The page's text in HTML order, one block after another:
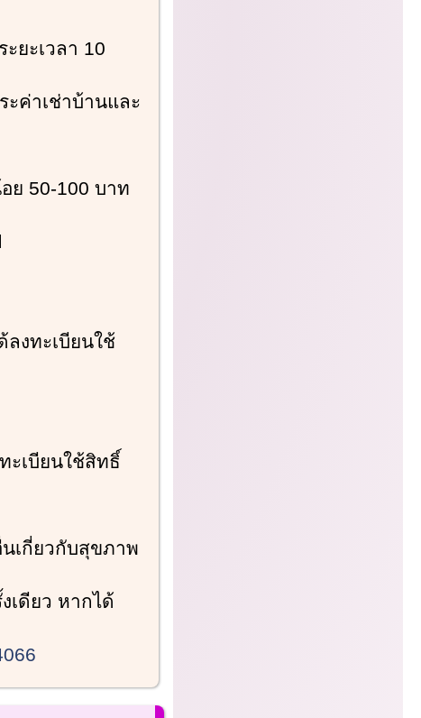
ยะเวลา 10
ะค่าเช่าบ้านและ
ย 50-100 บาท
งทะเบียนใช้
ะเบียนใช้สิทธิ์
เกี่ยวกับสุขภาพ
เดียว หากได้